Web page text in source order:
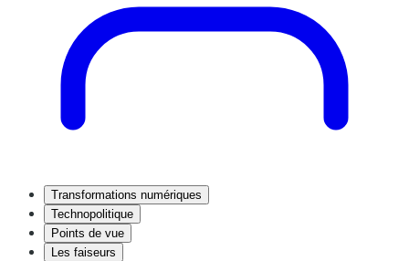
Transformations numériques
Technopolitique
Points de vue
Les faiseurs